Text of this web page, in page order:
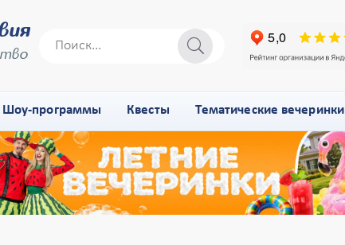
Шоу-программы Квесты Тематические вечеринки